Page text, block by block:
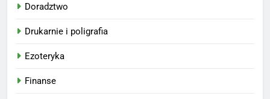
Doradztwo
Drukarnie i poligrafia
Ezoteryka
Finanse